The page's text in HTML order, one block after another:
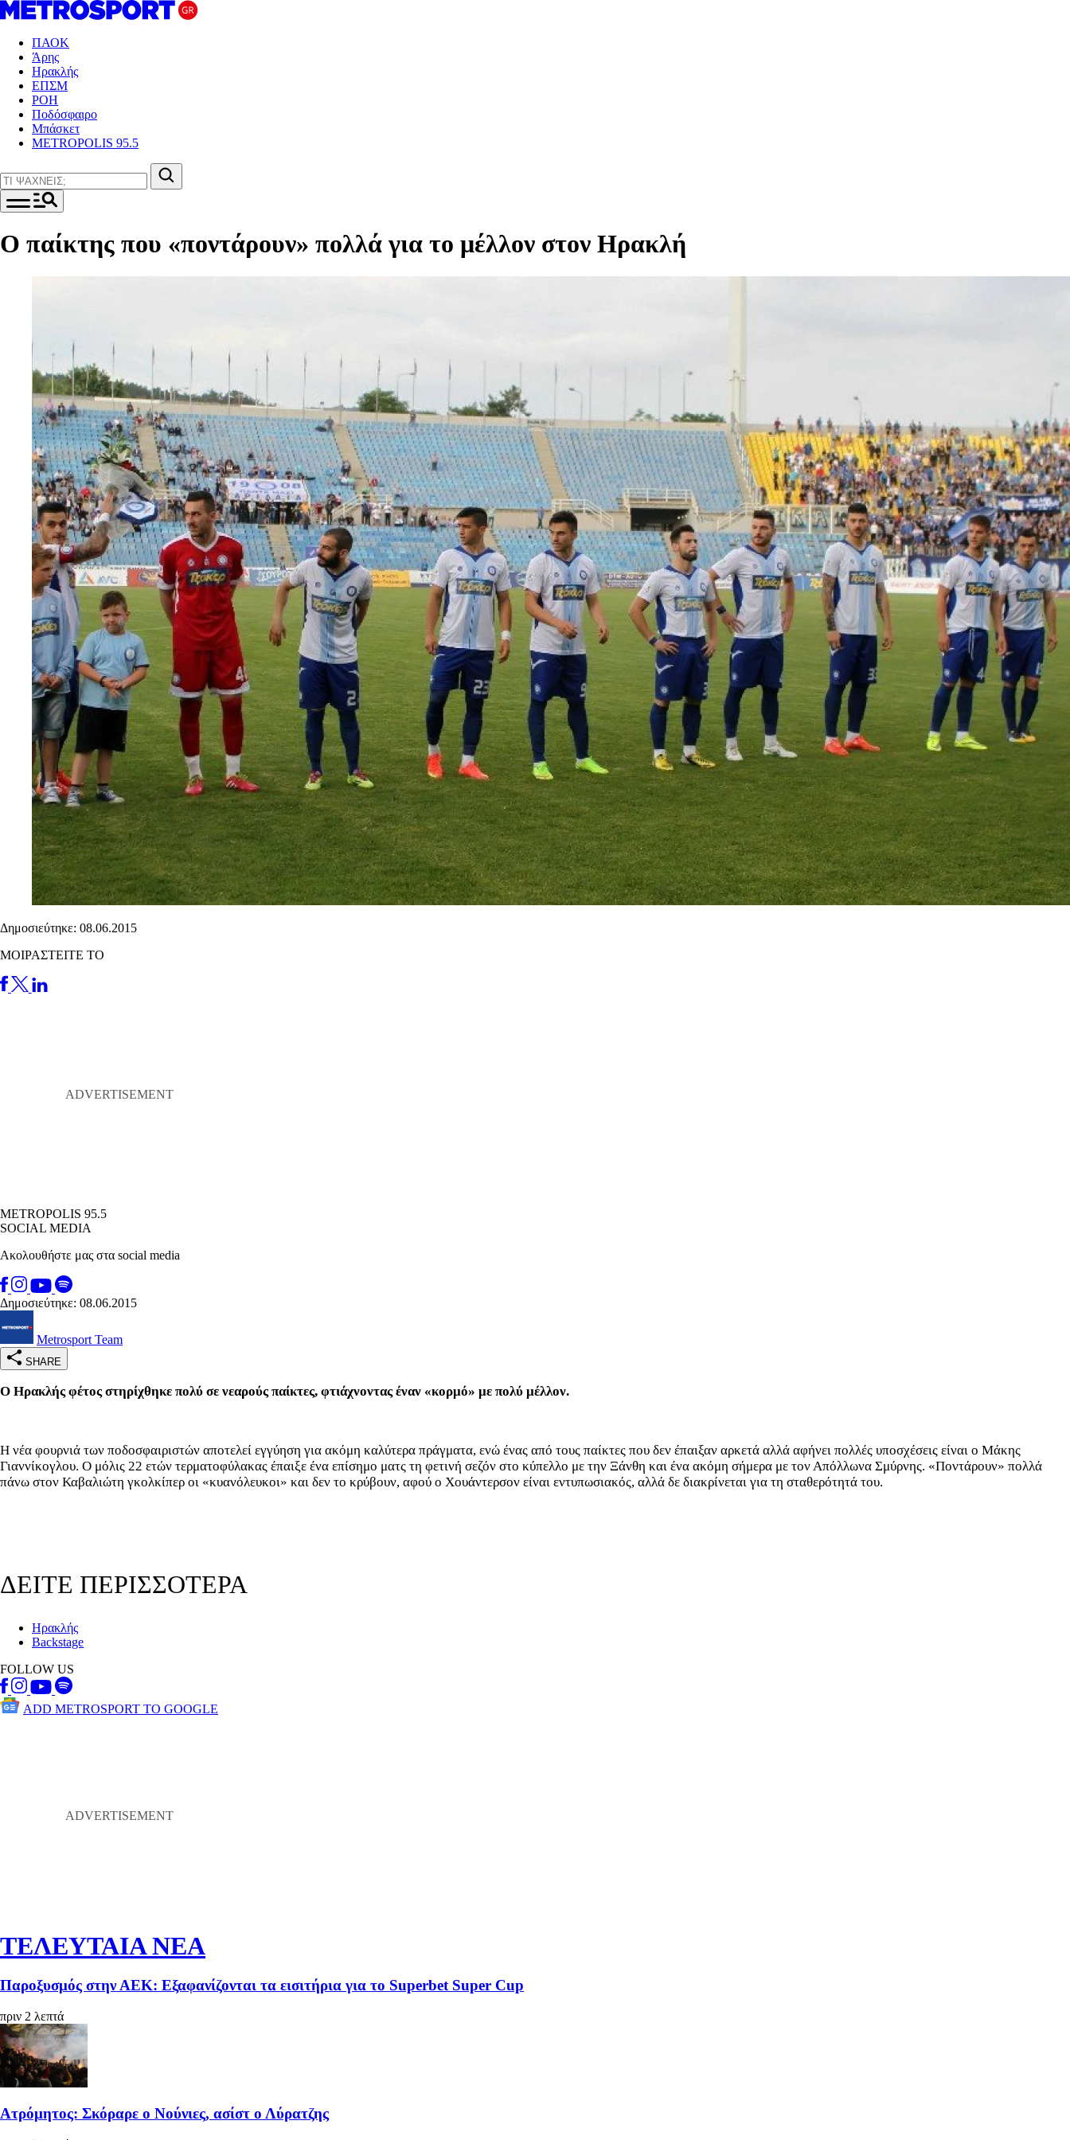
ΠΑΟΚ
Άρης
Ηρακλής
ΕΠΣΜ
ΡΟΗ
Ποδόσφαιρο
Μπάσκετ
METROPOLIS 95.5
Ο παίκτης που «ποντάρουν» πολλά για το μέλλον στον Ηρακλή
Δημοσιεύτηκε: 08.06.2015
ΜΟΙΡΑΣΤΕΙΤΕ ΤΟ
METROPOLIS 95.5
SOCIAL MEDIA
Ακολουθήστε μας στα social media
Δημοσιεύτηκε: 08.06.2015
Metrosport Team
SHARE
Ο Ηρακλής φέτος στηρίχθηκε πολύ σε νεαρούς παίκτες, φτιάχνοντας έναν «κορμό» με πολύ μέλλον.
Η νέα φουρνιά των ποδοσφαιριστών αποτελεί εγγύηση για ακόμη καλύτερα πράγματα, ενώ ένας από τους παίκτες που δεν έπαιξαν αρκετά αλλά αφήνει πολλές υποσχέσεις είναι ο Μάκης
Γιαννίκογλου. Ο μόλις 22 ετών τερματοφύλακας έπαιξε ένα επίσημο ματς τη φετινή σεζόν στο κύπελλο με την Ξάνθη και ένα ακόμη σήμερα με τον Απόλλωνα Σμύρνης. «Ποντάρουν» πολλά
πάνω στον Καβαλιώτη γκολκίπερ οι «κυανόλευκοι» και δεν το κρύβουν, αφού ο Χουάντερσον είναι εντυπωσιακός, αλλά δε διακρίνεται για τη σταθερότητά του.
ΔΕΙΤΕ ΠΕΡΙΣΣΟΤΕΡΑ
Ηρακλής
Backstage
FOLLOW US
ADD METROSPORT TO GOOGLE
ΤΕΛΕΥΤΑΙΑ ΝΕΑ
Παροξυσμός στην ΑΕΚ: Εξαφανίζονται τα εισιτήρια για το Superbet Super Cup
πριν 2 λεπτά
Ατρόμητος: Σκόραρε ο Νούνιες, ασίστ ο Λύρατζης